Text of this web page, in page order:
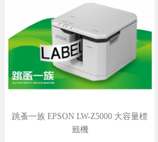
跳蚤一族 EPSON LW-Z5000 大容量標
籤機